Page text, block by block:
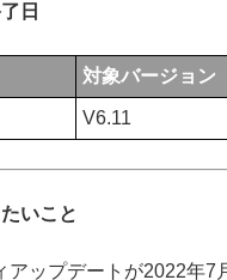
日
対象バージョン
V6.11
いこと
アップデートが2022年